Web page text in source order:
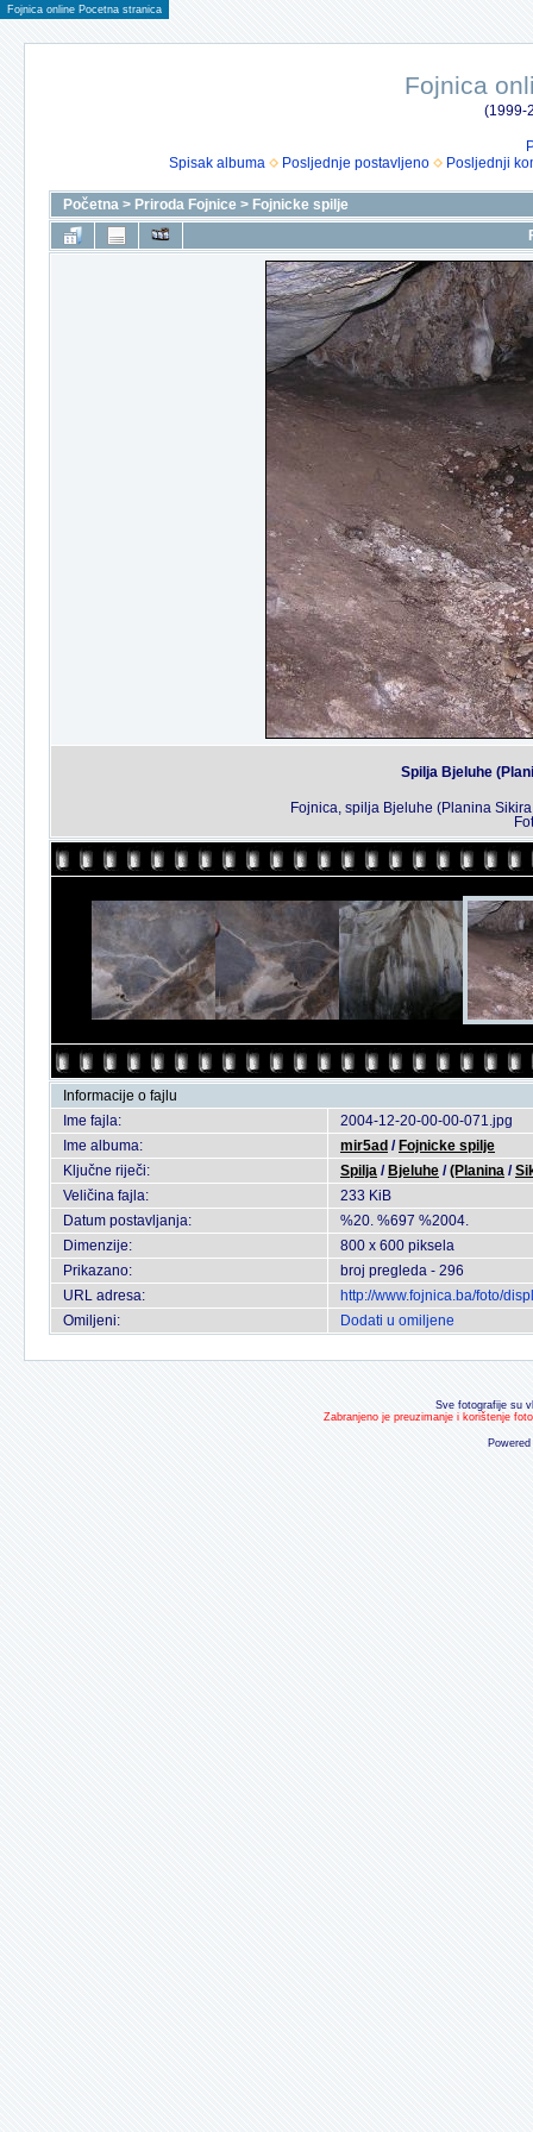
Fojnica online Pocetna stranica
Fojnica
(1999-
Spisak albuma
Posljednje postavljeno Posljednji
Početna > Priroda Fojnice > Fojnicke spilje
Spilja Bjeluhe
Fojnica, spilja Bjeluhe (Planina
Informacije o fajlu
Ime fajla:
2004-12-20-00-00-071.jpg
Ime albuma:
mir5ad / Fojnicke spilje
Ključne riječi:
Spilja / Bjeluhe /(Planina /
Veličina fajla:
233 KiB
Datum postavljanja:
%20. %697 %2004.
Dimenzije:
800 x 600 piksela
Prikazano:
broj pregleda - 296
URL adresa:
http://www.fojnica.ba/foto/
Omiljeni:
Dodati u omiljene
Sve fotografije su
Zabranjeno je preuzimanje i korištenje